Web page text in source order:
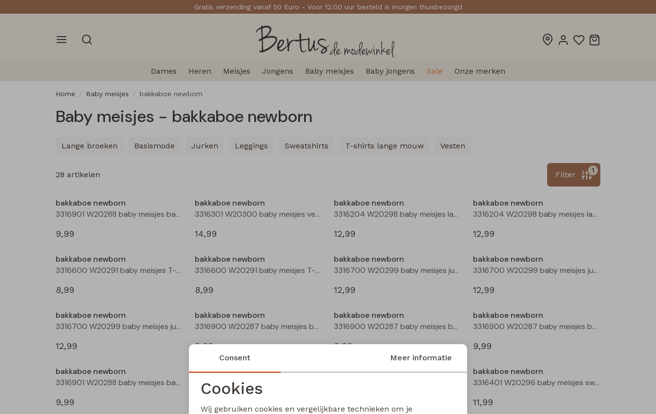
Gratis verzending vanaf 50 Euro - Voor 12:00 uur besteld is morgen thuisbezorgd
Dames Heren Meisjes Jongens Baby meisjes Baby jongens Sale Onze merken
Home Baby meisjes bakkaboe newborn
Baby meisjes - bakkaboe newborn
Basismode Jurken
Lange broeken Leggings Sweatshirts T-shirts lange mouw Vesten
28 artikelen 1
Filter
bakkaboe newborn
3316901 W20288 baby meisjes basismode Ecru
9,99
bakkaboe newborn
3316301 W20300 baby meisjes vest Ecru melee
14,99
bakkaboe newborn
3316204 W20298 baby meisjes lange broek Ecru
12,99
bakkaboe newborn
3316204 W20298 baby meisjes lange broek Rose
12,99
bakkaboe newborn
3316600 W20291 baby meisjes T-shirt lm Ecru melee
8,99
bakkaboe newborn
3316600 W20291 baby meisjes T-shirt lm Peach
8,99
bakkaboe newborn
3316700 W20299 baby meisjes jurk Mauve
12,99
bakkaboe newborn
3316700 W20299 baby meisjes jurk Aubergine
12,99
bakkaboe newborn
3316700 W20299 baby meisjes jurk Taupe
12,99
bakkaboe newborn
3316900 W20287 baby meisjes basismode Ecru
9,99
bakkaboe newborn
3316900 W20287 baby meisjes basismode Peach
9,99
bakkaboe newborn
3316900 W20287 baby meisjes basismode Rose
9,99
bakkaboe newborn
3316901 W20288 baby meisjes basismode Rose
9,99
bakkaboe newborn
bakkaboe newborn
bakkaboe newborn
3316401 W20296 baby meisjes sweatshirt Ecru
11,99
Noodzakelijke cookies
Consent Meer informatie
Cookies
Wij gebruiken cookies en vergelijkbare technieken om je